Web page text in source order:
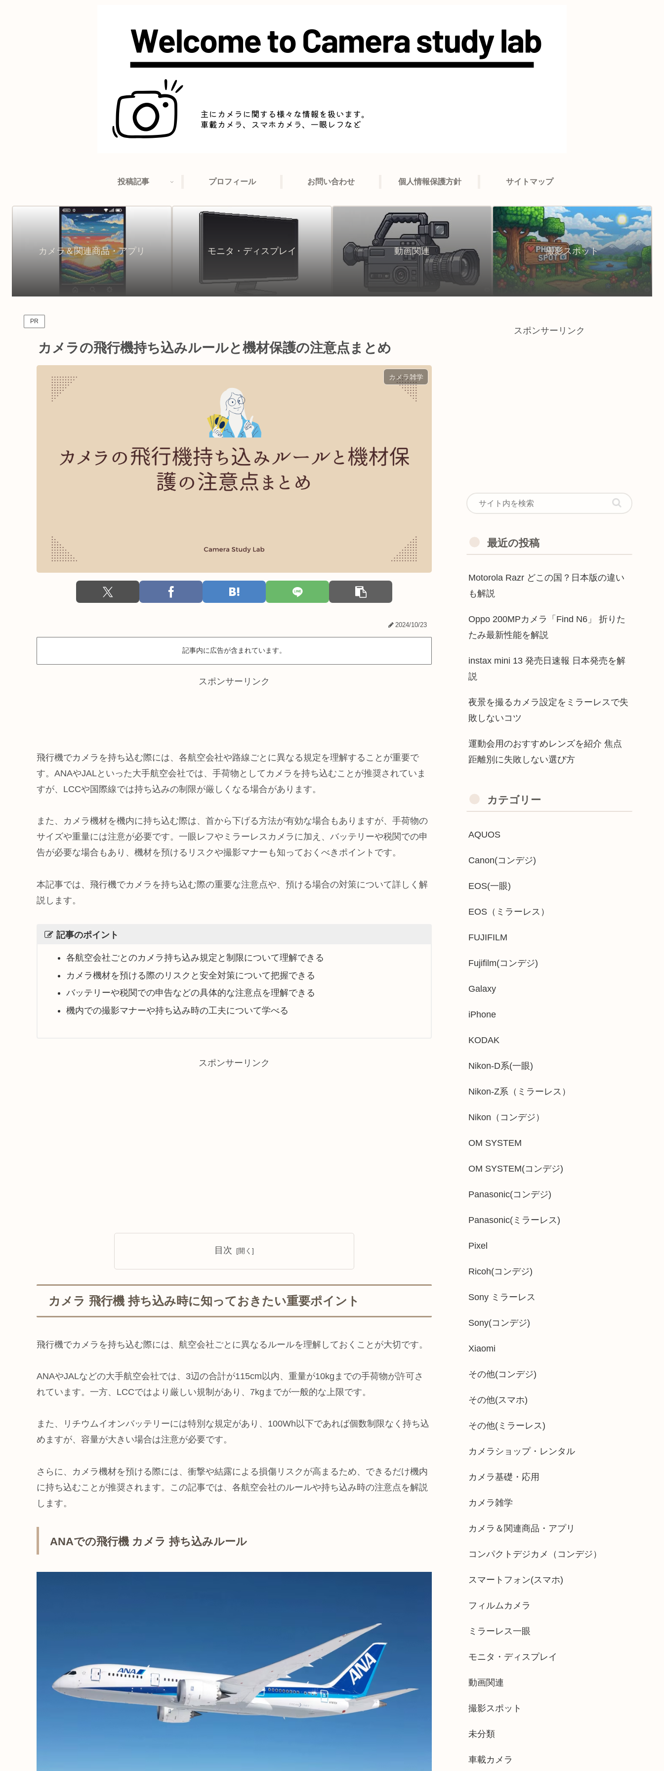
投稿記事 プロフィール お問い合わせ 個人情報保護方針 サイトマップ
カメラ＆関連商品・アプリ モニタ・ディスプレイ 動画関連 撮影スポット
PR
カメラの飛行機持ち込みルールと機材保護の注意点まとめ
カメラ雑学
2024/10/23
記事内に広告が含まれています。
スポンサーリンク
飛行機でカメラを持ち込む際には、各航空会社や路線ごとに異なる規定を理解することが重要で
す。ANAやJALといった大手航空会社では、手荷物としてカメラを持ち込むことが推奨されていま
すが、LCCや国際線では持ち込みの制限が厳しくなる場合があります。
また、カメラ機材を機内に持ち込む際は、首から下げる方法が有効な場合もありますが、手荷物の
サイズや重量には注意が必要です。一眼レフやミラーレスカメラに加え、バッテリーや税関での申
告が必要な場合もあり、機材を預けるリスクや撮影マナーも知っておくべきポイントです。
本記事では、飛行機でカメラを持ち込む際の重要な注意点や、預ける場合の対策について詳しく解
説します。
記事のポイント
各航空会社ごとのカメラ持ち込み規定と制限について理解できる
カメラ機材を預ける際のリスクと安全対策について把握できる
バッテリーや税関での申告などの具体的な注意点を理解できる
機内での撮影マナーや持ち込み時の工夫について学べる
スポンサーリンク
目次
カメラ 飛行機 持ち込み時に知っておきたい重要ポイント
飛行機でカメラを持ち込む際には、航空会社ごとに異なるルールを理解しておくことが大切です。
ANAやJALなどの大手航空会社では、3辺の合計が115cm以内、重量が10kgまでの手荷物が許可さ
れています。一方、LCCではより厳しい規制があり、7kgまでが一般的な上限です。
また、リチウムイオンバッテリーには特別な規定があり、100Wh以下であれば個数制限なく持ち込
めますが、容量が大きい場合は注意が必要です。
さらに、カメラ機材を預ける際には、衝撃や結露による損傷リスクが高まるため、できるだけ機内
に持ち込むことが推奨されます。この記事では、各航空会社のルールや持ち込み時の注意点を解説
します。
ANAでの飛行機 カメラ 持ち込みルール
スポンサーリンク
最近の投稿
Motorola Razr どこの国？日本版の違い
も解説
Oppo 200MPカメラ「Find N6」 折りた
たみ最新性能を解説
instax mini 13 発売日速報 日本発売を解
説
夜景を撮るカメラ設定をミラーレスで失
敗しないコツ
運動会用のおすすめレンズを紹介 焦点
距離別に失敗しない選び方
カテゴリー
AQUOS
Canon(コンデジ)
EOS(一眼)
EOS（ミラーレス）
FUJIFILM
Fujifilm(コンデジ)
Galaxy
iPhone
KODAK
Nikon-D系(一眼)
Nikon-Z系（ミラーレス）
Nikon（コンデジ）
OM SYSTEM
OM SYSTEM(コンデジ)
Panasonic(コンデジ)
Panasonic(ミラーレス)
Pixel
Ricoh(コンデジ)
Sony ミラーレス
Sony(コンデジ)
Xiaomi
その他(コンデジ)
その他(スマホ)
その他(ミラーレス)
カメラショップ・レンタル
カメラ基礎・応用
カメラ雑学
カメラ＆関連商品・アプリ
コンパクトデジカメ（コンデジ）
スマートフォン(スマホ)
フィルムカメラ
ミラーレス一眼
モニタ・ディスプレイ
動画関連
撮影スポット
未分類
車載カメラ